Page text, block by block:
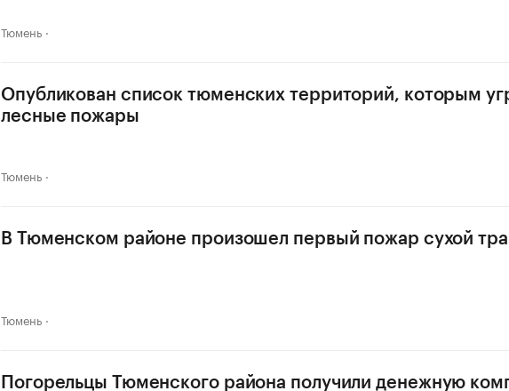
Тюмень
Опубликован список тюменских территорий, которым
лесные пожары
Тюмень
В Тюменском районе произошел первый пожар сухой
Тюмень
Погорельцы Тюменского района получили денежную